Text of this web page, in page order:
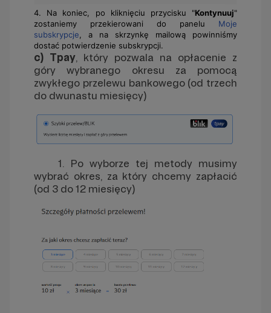
4. Na koniec, po kliknięciu przycisku "Kontynuuj"
zostaniemy przekierowani do panelu Moje
subskrypcje , a na skrzynkę mailową powinniśmy
dostać potwierdzenie subskrypcji.
c) Tpay , który pozwala na opłacenie z
góry wybranego okresu za pomocą
zwykłego przelewu bankowego (od trzech
do dwunastu miesięcy)
1. Po wyborze tej metody musimy
wybrać okres, za który chcemy zapłacić
(od 3 do 12 miesięcy)